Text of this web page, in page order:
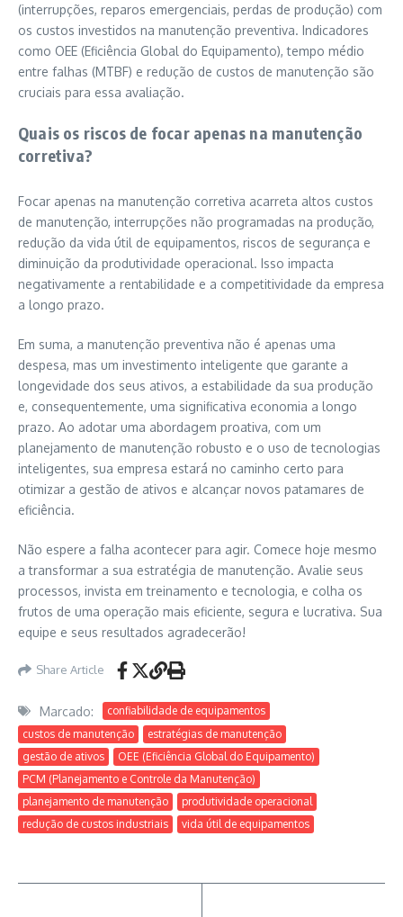
(interrupções, reparos emergenciais, perdas de produção) com
os custos investidos na manutenção preventiva. Indicadores
como OEE (Eficiência Global do Equipamento), tempo médio
entre falhas (MTBF) e redução de custos de manutenção são
cruciais para essa avaliação.
Quais os riscos de focar apenas na manutenção
corretiva?
Focar apenas na manutenção corretiva acarreta altos custos
de manutenção, interrupções não programadas na produção,
redução da vida útil de equipamentos, riscos de segurança e
diminuição da produtividade operacional. Isso impacta
negativamente a rentabilidade e a competitividade da empresa
a longo prazo.
Em suma, a manutenção preventiva não é apenas uma
despesa, mas um investimento inteligente que garante a
longevidade dos seus ativos, a estabilidade da sua produção
e, consequentemente, uma significativa economia a longo
prazo. Ao adotar uma abordagem proativa, com um
planejamento de manutenção robusto e o uso de tecnologias
inteligentes, sua empresa estará no caminho certo para
otimizar a gestão de ativos e alcançar novos patamares de
eficiência.
Não espere a falha acontecer para agir. Comece hoje mesmo
a transformar a sua estratégia de manutenção. Avalie seus
processos, invista em treinamento e tecnologia, e colha os
frutos de uma operação mais eficiente, segura e lucrativa. Sua
equipe e seus resultados agradecerão!
Share Article
Marcado:
confiabilidade de equipamentos
custos de manutenção
estratégias de manutenção
gestão de ativos
OEE (Eficiência Global do Equipamento)
PCM (Planejamento e Controle da Manutenção)
planejamento de manutenção
produtividade operacional
redução de custos industriais
vida útil de equipamentos